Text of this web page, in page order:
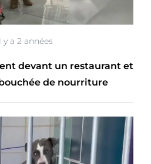
y a 2 années
devant un restaurant et
de nourriture